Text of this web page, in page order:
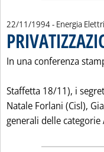
22/11/1994- Energia
In una conferenza
Staffetta 18/11), i
Natale Forlani (Cisl),
generali delle